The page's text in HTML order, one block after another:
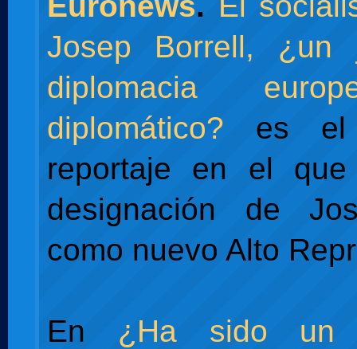
Josep Borrell,
diplomacia
diplomático? es el
reportaje en el
designación de
como nuevo Alto
En ¿Ha sido un